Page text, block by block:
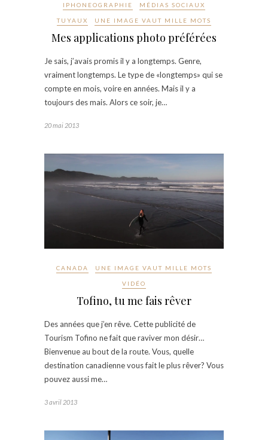
IPHONEOGRAPHIE MÉDIAS SOCIAUX
TUYAUX UNE IMAGE VAUT MILLE MOTS
Mes applications photo préférées
Je sais, j’avais promis il y a longtemps. Genre,
vraiment longtemps. Le type de «longtemps» qui se
compte en mois, voire en années. Mais il y a
toujours des mais. Alors ce soir, je…
20 mai 2013
CANADA UNE IMAGE VAUT MILLE MOTS
VIDÉO
Tofino, tu me fais rêver
Des années que j’en rêve. Cette publicité de
Tourism Tofino ne fait que raviver mon désir…
Bienvenue au bout de la route. Vous, quelle
destination canadienne vous fait le plus rêver? Vous
pouvez aussi me…
3 avril 2013